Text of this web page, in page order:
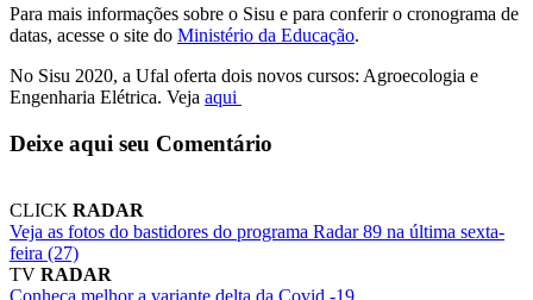
Para mais informações sobre o Sisu e para conferir o cronograma de
datas, acesse o site do Ministério da Educação.
No Sisu 2020, a Ufal oferta dois novos cursos: Agroecologia e
Engenharia Elétrica. Veja aqui
Deixe aqui seu Comentário
CLICK RADAR
Veja as fotos do bastidores do programa Radar 89 na última sexta-
feira (27)
TV RADAR